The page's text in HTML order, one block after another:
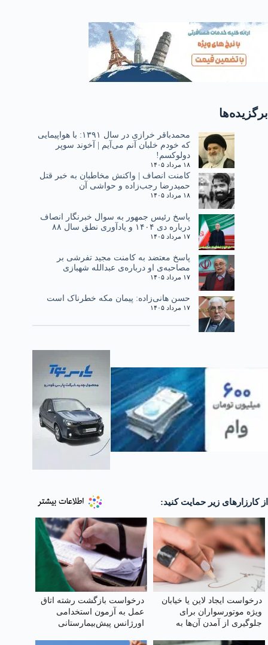
برگزیده‌ها
محمدباقر خرازی در سال ۱۳۹۱: با هواپیمایی
که خودم خلبان آنم می‌آیم | آخوند سوپر
دولوکسم!
۱۸ مرداد ۱۴۰۵
کامنت انصاف | واکنش مخاطبان به خبر قتل
حمیدرضا رجب‌زاده و حواشی آن
۱۸ مرداد ۱۴۰۵
پاسخ رئیس جمهور به سوال خبرنگار انصاف
درباره دی ۱۴۰۴ و یادآوری نطق سال ۸۸
۱۷ مرداد ۱۴۰۵
پاسخ معتضد به کامنت مجید تفرشی بر
مصاحبه‌ی او درباره‌ی عبدالله شهبازی
۱۷ مرداد ۱۴۰۵
حسن هانی‌زاده: پیمان مکه خطرناک است
۱۷ مرداد ۱۴۰۵
از کارزارهای زیر حمایت کنید:
درخواست ایجاد لاین یا خیابان
ویژه موتورسواران برای
جلوگیری از آمدن آن‌ها به
درخواست بازگشت رشته اتاق
عمل به آزمون استخدامی
اورژانس پیش‌بیمارستانی